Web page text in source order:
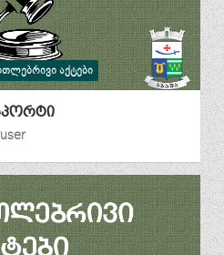
ᲐᲥᲢᲔᲑᲘ